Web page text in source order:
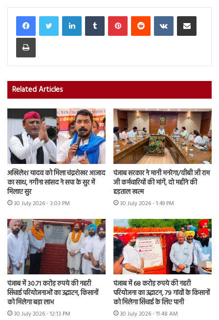
LinkedInTumblr PinterestReddit VKontakteShare via Email
Print
Related Articles
अखिलेश यादव को मिला चंद्रशेखर आजाद
का साथ, नगीना सांसद ने सपा के सुर में
मिलाए सुर
30 July 2026 - 3:03 PM
पंजाब सरकार ने मानी मनरेगा/वीबी जी राम
जी कर्मचारियों की मांगें, दो महीने की
हड़ताल खत्म
30 July 2026 - 1:49 PM
पंजाब में 30.71 करोड़ रुपये की नहरी
सिंचाई परियोजनाओं का उद्घाटन, किसानों
को मिलेगा बड़ा लाभ
30 July 2026 - 12:13 PM
पंजाब में 68 करोड़ रुपये की नहरी
परियोजना का उद्घाटन, 79 गांवों के किसानों
को मिलेगा सिंचाई के लिए पानी
30 July 2026 - 11:48 AM